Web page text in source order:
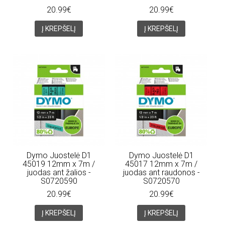
20.99€
Į KREPŠELĮ
20.99€
Į KREPŠELĮ
Dymo Juostelė D1
45019 12mm x 7m /
juodas ant žalios -
S0720590
20.99€
Į KREPŠELĮ
Dymo Juostelė D1
45017 12mm x 7m /
juodas ant raudonos -
S0720570
20.99€
Į KREPŠELĮ